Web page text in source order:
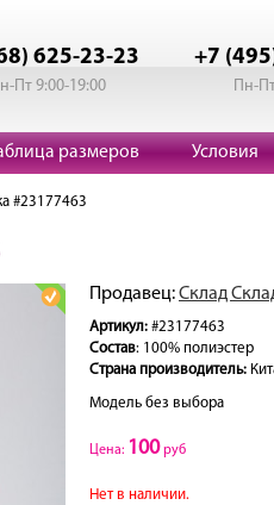
625-23-23
Пт 9:00-19:00
+7
Пн-
размеров Условия
#23177463
Продавец:Склад
Артикул: #23177463
Состав: 100% полиэстер
Страна производитель:
Модель без выбора
Цена: 100руб
Нет в наличии.